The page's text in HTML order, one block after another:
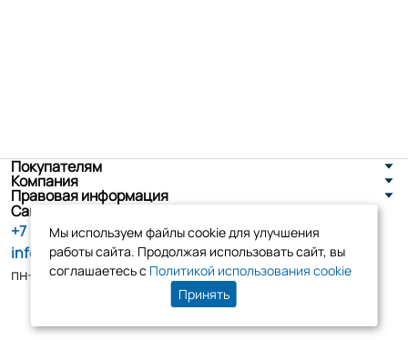
Покупателям
Компания
Правовая информация
Санкт-Петербург, ул. Новоселов д. 8
+7 (800) 555-86-90
info@tk-elko.ru
пн-пт, 10:00 - 18:00
Мы используем файлы cookie для улучшения
работы сайта. Продолжая использовать сайт, вы
соглашаетесь с Политикой использования cookie
Принять